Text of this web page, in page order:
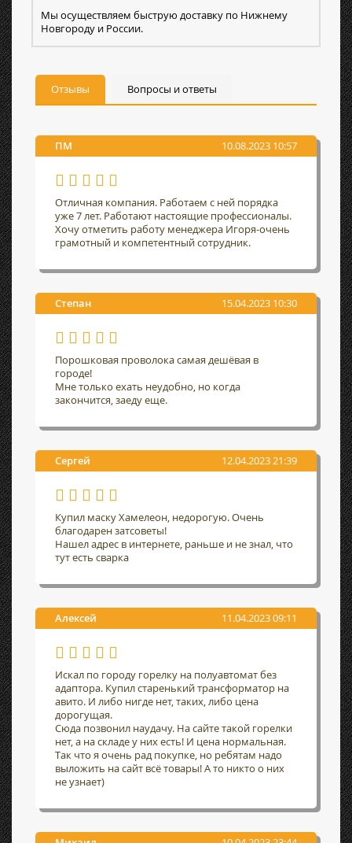
Мы осуществляем быструю доставку по Нижнему
Новгороду и России.
Отзывы Вопросы и ответы
ПМ 10.08.2023 10:57
Отличная компания. Работаем с ней порядка
уже 7 лет. Работают настоящие профессионалы.
Хочу отметить работу менеджера Игоря-очень
грамотный и компетентный сотрудник.
Степан 15.04.2023 10:30
Порошковая проволока самая дешёвая в
городе!
Мне только ехать неудобно, но когда
закончится, заеду еще.
Сергей 12.04.2023 21:39
Купил маску Хамелеон, недорогую. Очень
благодарен затсоветы!
Нашел адрес в интернете, раньше и не знал, что
тут есть сварка
Алексей 11.04.2023 09:11
Искал по городу горелку на полуавтомат без
адаптора. Купил старенький трансформатор на
авито. И либо нигде нет, таких, либо цена
дорогущая.
Сюда позвонил наудачу. На сайте такой горелки
нет, а на складе у них есть! И цена нормальная.
Так что я очень рад покупке, но ребятам надо
выложить на сайт всё товары! А то никто о них
не узнает)